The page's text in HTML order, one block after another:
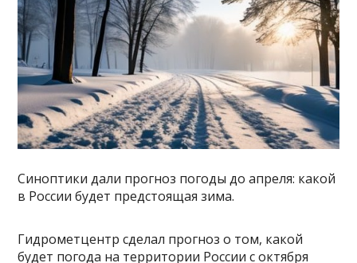
Синоптики дали прогноз погоды до апреля: какой
в России будет предстоящая зима.
Гидрометцентр сделал прогноз о том, какой
будет погода на территории России с октября